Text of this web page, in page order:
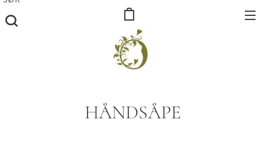
HÅNDSÅPE